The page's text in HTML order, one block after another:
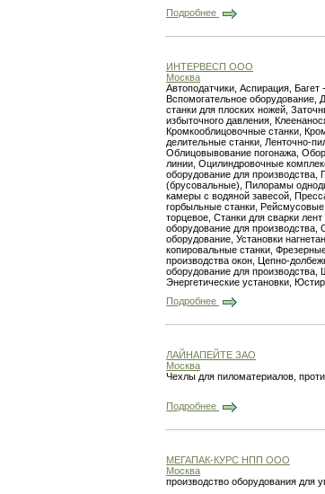
Подробнее
ИНТЕРВЕСП ООО
Москва
Автоподатчики, Аспирация,
Вспомогательное оборудование,
станки для плоских ножей,
избыточного давления,
Кромкооблицовочные станки,
делительные станки, Ленточно-
Облицовывование погонажа,
линии, Оцилиндровочные
оборудование для
(брусовальные), Пилорамы
камеры с водяной завесой,
горбыльные станки,
торцевое, Станки для сварки
оборудование для
оборудование, Установки
копировальные станки,
производства окон, Цепно-
оборудование для
Энергетические установки,
Подробнее
ЛАЙНАПЕЙТЕ ЗАО
Москва
Чехлы для пиломатериалов,
Подробнее
МЕГАПАК-КУРС НПП ООО
Москва
производство оборудования для